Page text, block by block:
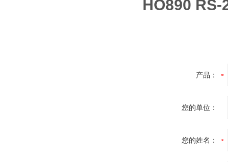
HO890 RS-
产品：
您的单位：
您的姓名：